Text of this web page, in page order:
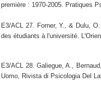
première : 1970-2005. Pratiques
E3/ACL 27. Forner, Y., & Dulu,
des étudiants à l'université.
E3/ACL 28. Galiegue, A.,
Uomo, Rivista di Psicologia Del